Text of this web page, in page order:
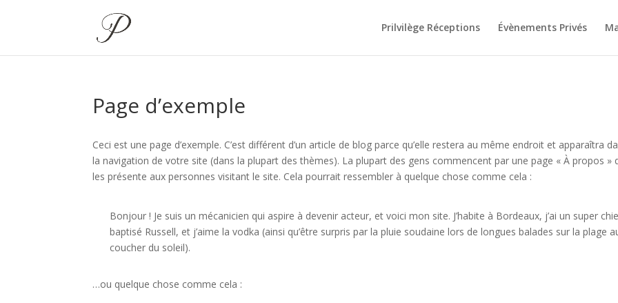
Prilvilège Réceptions Évènements Privés
Page d’exemple
Ceci est une page d’exemple. C’est différent d’un article de blog parce qu’elle restera au même endroit et apparaîtra
la navigation de votre site (dans la plupart des thèmes). La plupart des gens commencent par une page « À propos »
les présente aux personnes visitant le site. Cela pourrait ressembler à quelque chose comme cela :
Bonjour ! Je suis un mécanicien qui aspire à devenir acteur, et voici mon site. J’habite à Bordeaux, j’ai un super
baptisé Russell, et j’aime la vodka (ainsi qu’être surpris par la pluie soudaine lors de longues balades sur la plage
coucher du soleil).
…ou quelque chose comme cela :